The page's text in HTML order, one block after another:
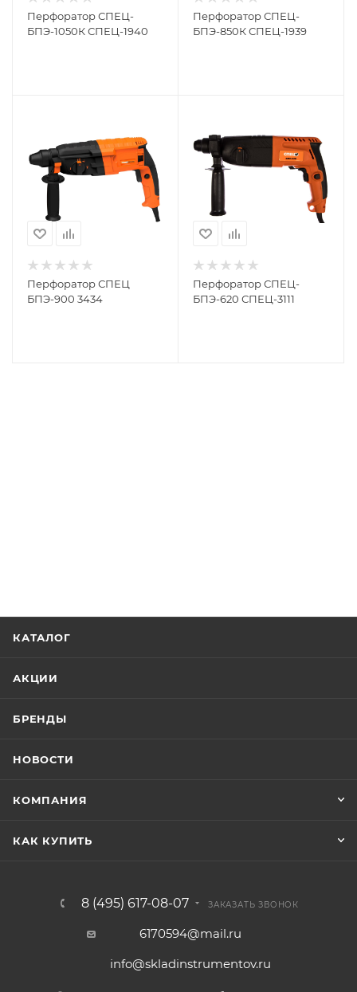
Перфоратор СПЕЦ-
БПЭ-1050К СПЕЦ-1940
Перфоратор СПЕЦ-
БПЭ-850К СПЕЦ-1939
Перфоратор СПЕЦ
БПЭ-900 3434
Перфоратор СПЕЦ-
БПЭ-620 СПЕЦ-3111
КАТАЛОГ
АКЦИИ
БРЕНДЫ
НОВОСТИ
КОМПАНИЯ
КАК КУПИТЬ
8 (495) 617-08-07 ЗАКАЗАТЬ ЗВОНОК
6170594@mail.ru
info@skladinstrumentov.ru